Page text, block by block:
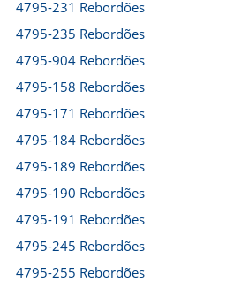
4795-231 Rebordões
4795-235 Rebordões
4795-904 Rebordões
4795-158 Rebordões
4795-171 Rebordões
4795-184 Rebordões
4795-189 Rebordões
4795-190 Rebordões
4795-191 Rebordões
4795-245 Rebordões
4795-255 Rebordões